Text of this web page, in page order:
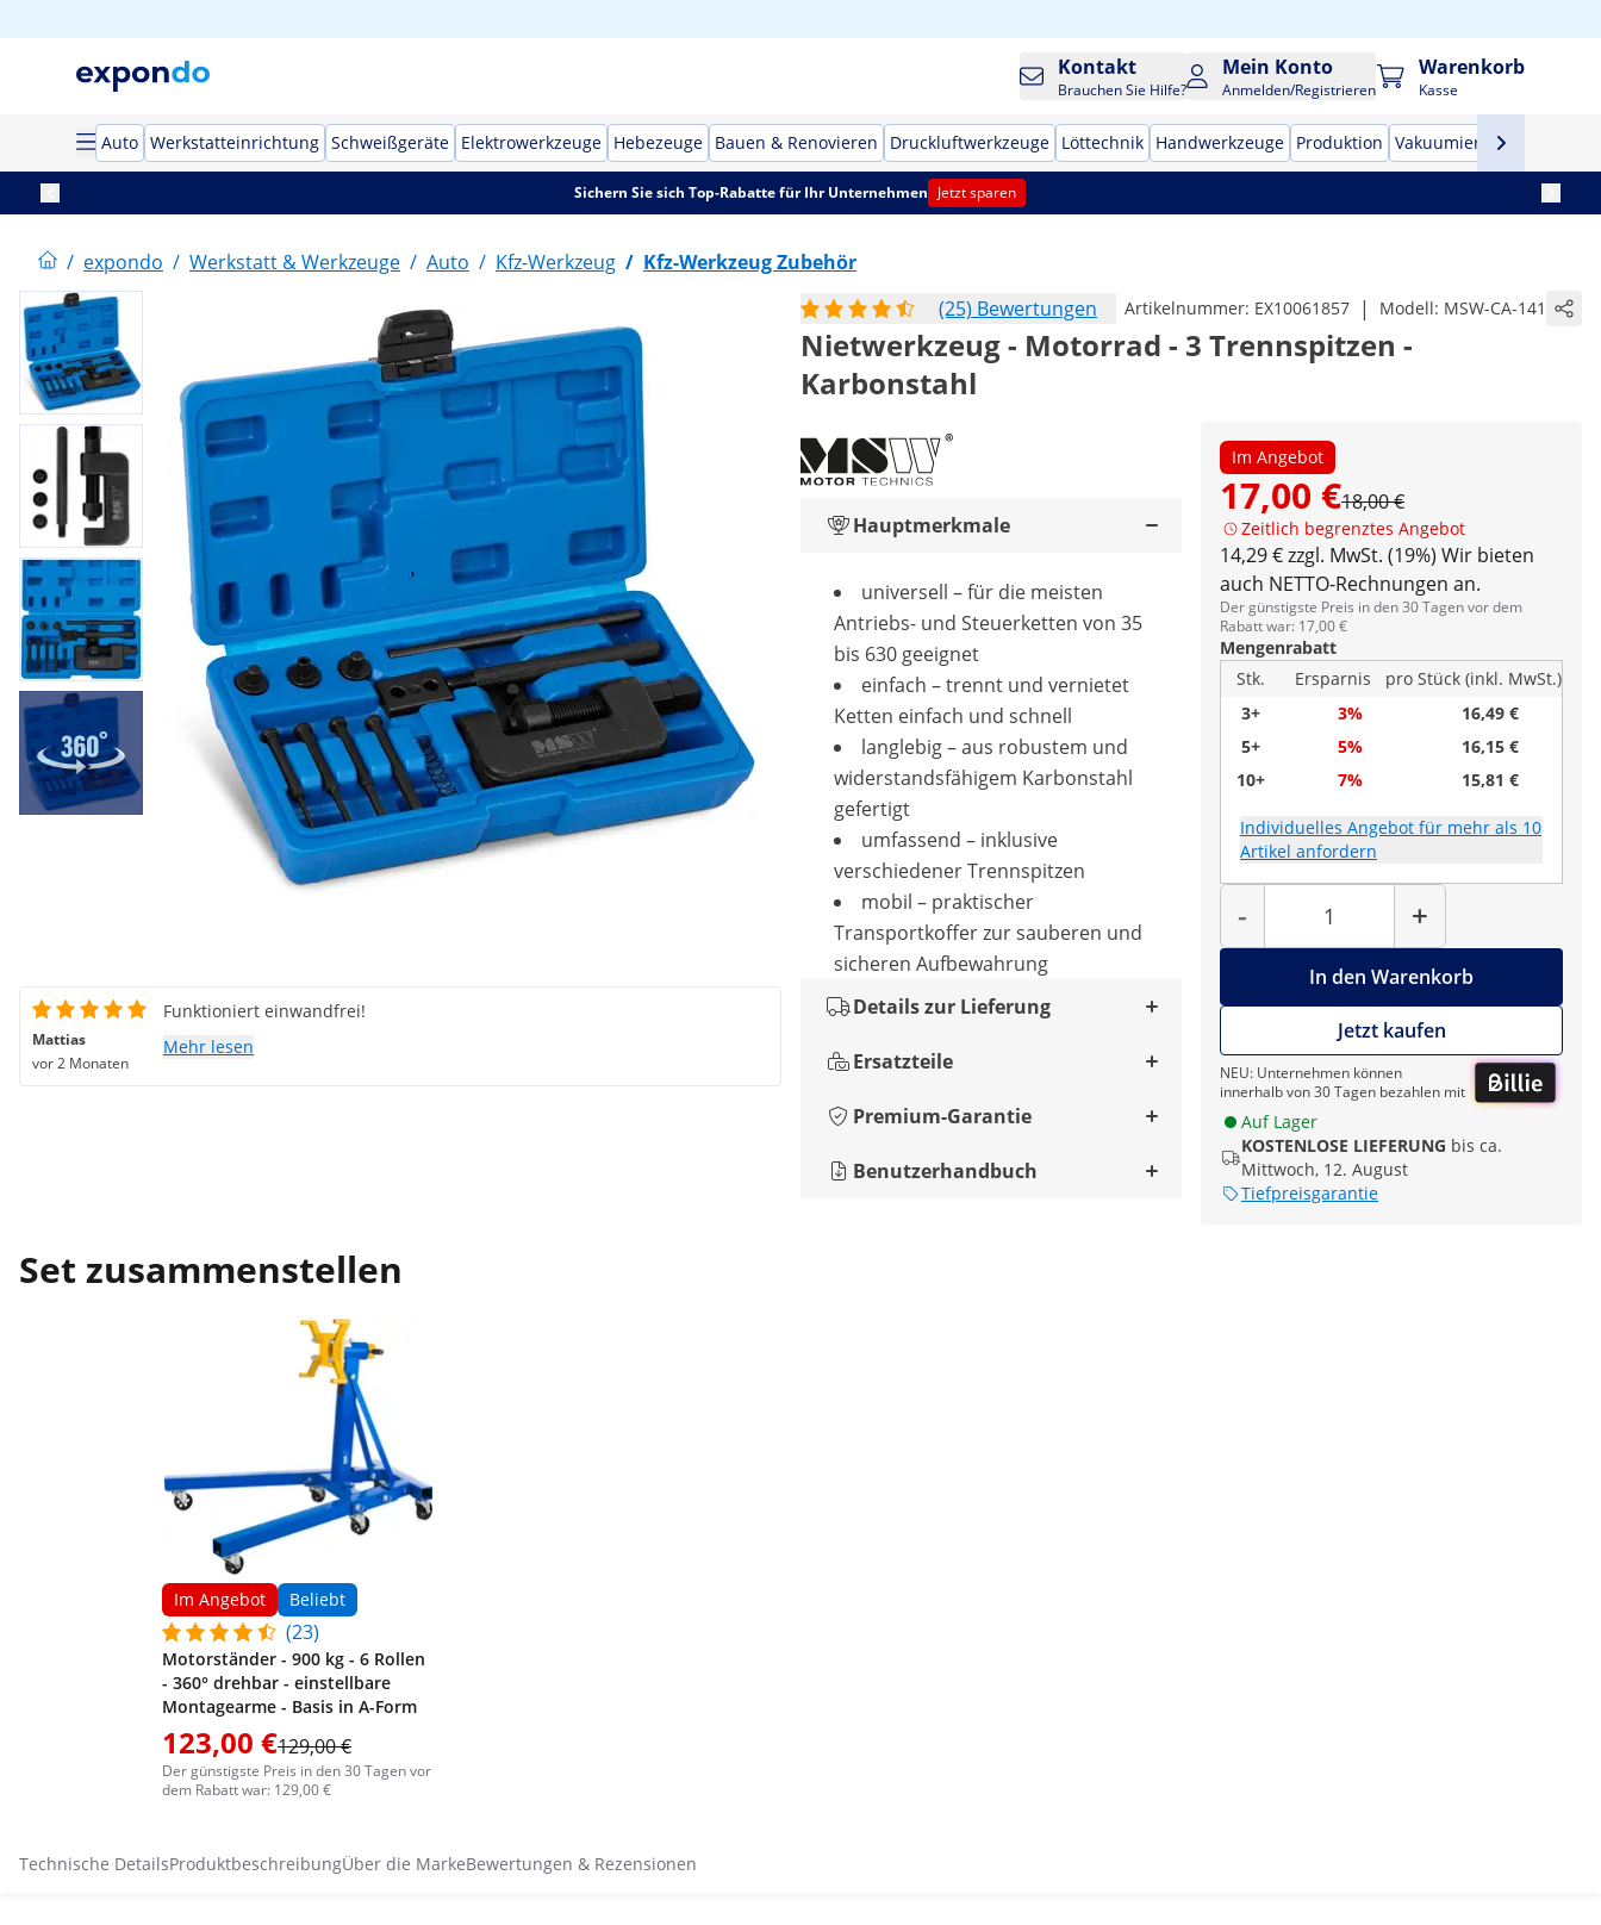
Kontakt
Brauchen Sie Hilfe?
Mein Konto
Anmelden/Registrieren
Warenkorb
Kasse
Auto Werkstatteinrichtung Schweißgeräte Elektrowerkzeuge Hebezeuge Bauen & Renovieren Druckluftwerkzeuge Löttechnik Handwerkzeuge Produktion Vakuumierer
Sichern Sie sich Top-Rabatte für Ihr Unternehmen Jetzt sparen
/ expondo / Werkstatt & Werkzeuge / Auto / Kfz-Werkzeug / Kfz-Werkzeug Zubehör
(25) Bewertungen
Artikelnummer: EX10061857 | Modell: MSW-CA-141
Nietwerkzeug - Motorrad - 3 Trennspitzen -
Karbonstahl
Im Angebot
17,00 €18,00 €
Zeitlich begrenztes Angebot
14,29 € zzgl. MwSt. (19%) Wir bieten
auch NETTO-Rechnungen an.
Der günstigste Preis in den 30 Tagen vor dem
Rabatt war: 17,00 €
Mengenrabatt
Stk.
Ersparnis
pro Stück (inkl. MwSt.)
3+
3%
16,49 €
5+
5%
16,15 €
10+
7% 15,81 €
Individuelles Angebot für mehr als 10
Artikel anfordern
-
Menge
+
In den Warenkorb
Jetzt kaufen
NEU: Unternehmen können
innerhalb von 30 Tagen bezahlen mit
Auf Lager
KOSTENLOSE LIEFERUNG bis ca.
Mittwoch, 12. August
Tiefpreisgarantie
Hauptmerkmale
universell – für die meisten
Antriebs- und Steuerketten von 35
bis 630 geeignet
einfach – trennt und vernietet
Ketten einfach und schnell
langlebig – aus robustem und
widerstandsfähigem Karbonstahl
gefertigt
umfassend – inklusive
verschiedener Trennspitzen
mobil – praktischer
Transportkoffer zur sauberen und
sicheren Aufbewahrung
Details zur Lieferung
Ersatzteile
Premium-Garantie
Benutzerhandbuch
Mattias
vor 2 Monaten
Funktioniert einwandfrei!
Mehr lesen
Set zusammenstellen
Im Angebot Beliebt
(23)
Motorständer - 900 kg - 6 Rollen
- 360° drehbar - einstellbare
Montagearme - Basis in A-Form
123,00 €129,00 €
Der günstigste Preis in den 30 Tagen vor
dem Rabatt war: 129,00 €
Technische DetailsProduktbeschreibungÜber die MarkeBewertungen & Rezensionen